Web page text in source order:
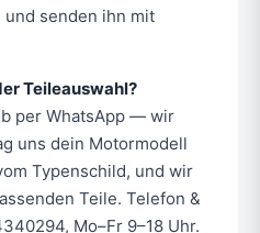
und senden ihn mit
Teileauswahl?
per WhatsApp — wir
uns dein Motormodell
Typenschild, und wir
Teile. Telefon &
Mo–Fr 9–18 Uhr.